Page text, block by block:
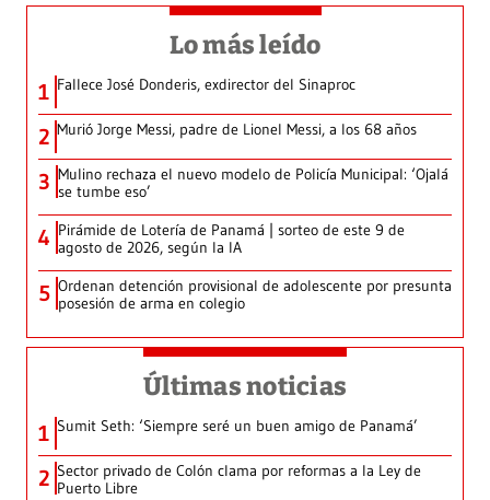
Lo más leído
1 Fallece José Donderis, exdirector del Sinaproc
2 Murió Jorge Messi, padre de Lionel Messi, a los 68 años
3 Mulino rechaza el nuevo modelo de Policía Municipal: ‘Ojalá
se tumbe eso’
4 Pirámide de Lotería de Panamá | sorteo de este 9 de
agosto de 2026, según la IA
5 Ordenan detención provisional de adolescente por presunta
posesión de arma en colegio
Últimas noticias
1 Sumit Seth: ‘Siempre seré un buen amigo de Panamá’
2 Sector privado de Colón clama por reformas a la Ley de
Puerto Libre